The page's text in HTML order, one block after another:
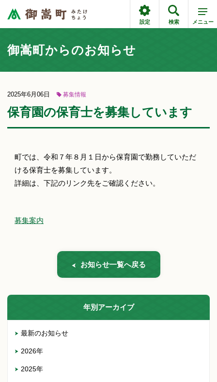
設定 検索 メニュー
御嵩町からのお知らせ
2025年6月06日 募集情報
保育園の保育士を募集しています
町では、令和７年８月１日から保育園で勤務していただ
ける保育士を募集しています。
詳細は、下記のリンク先をご確認ください。
募集案内
お知らせ一覧へ戻る
年別アーカイブ
最新のお知らせ
2026年
2025年